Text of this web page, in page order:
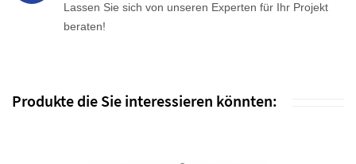
Lassen Sie sich von unseren Experten für Ihr Projekt
beraten!
Produkte die Sie interessieren könnten: